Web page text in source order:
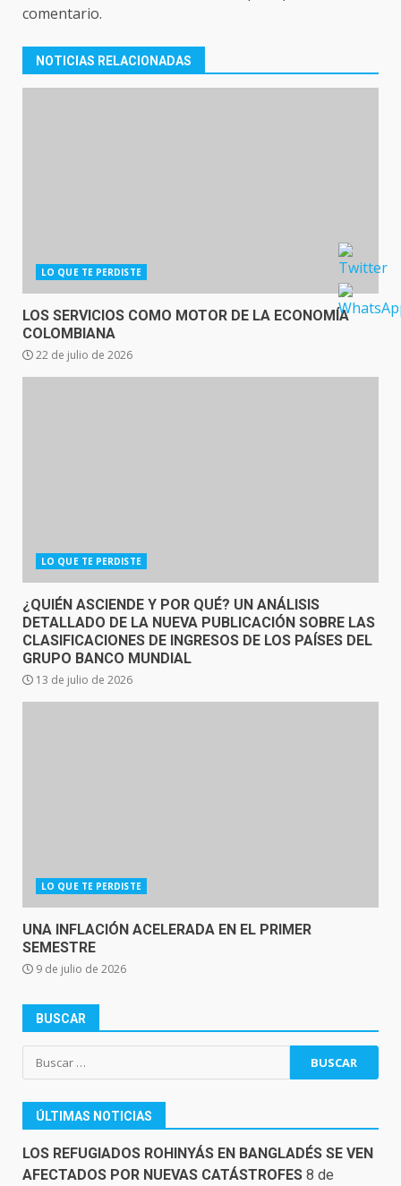
comentario.
NOTICIAS RELACIONADAS
LO QUE TE PERDISTE
LOS SERVICIOS COMO MOTOR DE LA ECONOMÍA
COLOMBIANA
22 de julio de 2026
LO QUE TE PERDISTE
¿QUIÉN ASCIENDE Y POR QUÉ? UN ANÁLISIS
DETALLADO DE LA NUEVA PUBLICACIÓN SOBRE LAS
CLASIFICACIONES DE INGRESOS DE LOS PAÍSES DEL
GRUPO BANCO MUNDIAL
13 de julio de 2026
LO QUE TE PERDISTE
UNA INFLACIÓN ACELERADA EN EL PRIMER
SEMESTRE
9 de julio de 2026
BUSCAR
Buscar:
ÚLTIMAS NOTICIAS
LOS REFUGIADOS ROHINYÁS EN BANGLADÉS SE VEN
AFECTADOS POR NUEVAS CATÁSTROFES 8 de